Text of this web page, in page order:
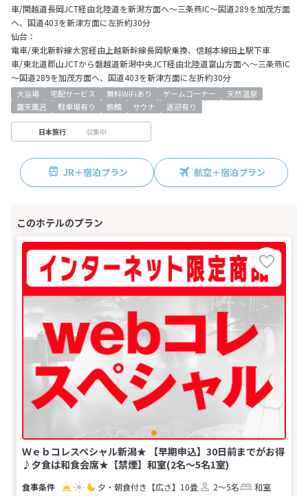
車/関越道長岡JCT経由北陸道を新潟方面へ～三条燕IC～国道289を加茂方面
へ、国道403を新津方面に左折約30分
仙台：
電車/東北新幹線大宮経由上越新幹線長岡駅乗換、信越本線田上駅下車
車/東北道郡山JCTから磐越道新潟中央JCT経由北陸道富山方面へ～三条燕IC
～国道289を加茂方面へ、国道403を新津方面に左折約30分
大浴場 宅配サービス 無料WiFiあり ゲームコーナー
天然温泉
露天風呂
駐車場有り 旅館 サウナ 送迎有り
日本旅行 収集中
JR＋宿泊プラン 航空＋宿泊プラン
Ｗｅｂコレスペシャル新潟★ 【早期申込】30日前までがお得
♪夕食は和食会席★【禁煙】和室(2名～5名1室)
夕・朝食付き 【広さ】10畳 2～5名
和室